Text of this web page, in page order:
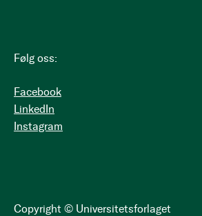
Følg oss:
Facebook
LinkedIn
Instagram
Copyright © Universitetsforlaget